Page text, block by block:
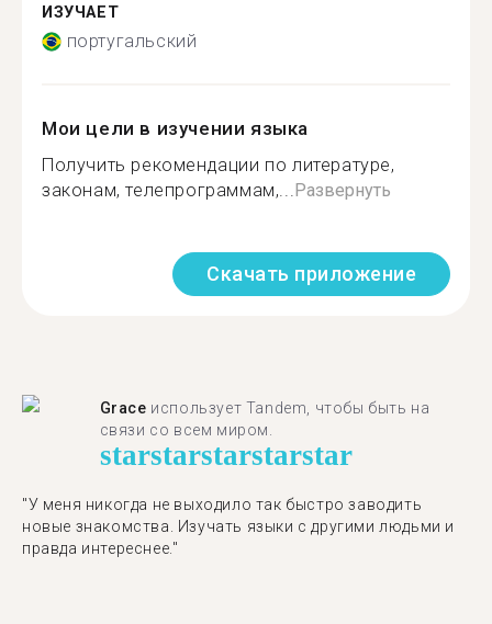
ИЗУЧАЕТ
португальский
Мои цели в изучении языка
Получить рекомендации по литературе,
законам, телепрограммам,...Развернуть
Скачать приложение
Grace использует Tandem, чтобы быть на
связи со всем миром.
starstarstarstarstar
"У меня никогда не выходило так быстро заводить
новые знакомства. Изучать языки с другими людьми и
правда интереснее."